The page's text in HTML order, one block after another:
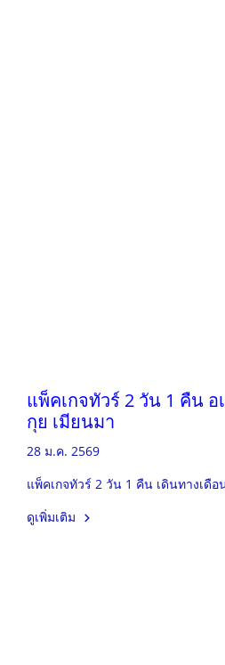
แพ็คเกจทัวร์ 2 วัน 1 คืน อ
กุย เมียนมา
28 ม.ค. 2569
แพ็คเกจทัวร์ 2 วัน 1 คืน เดินทางเดื
ดูเพิ่มเติม